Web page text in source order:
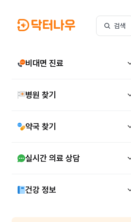
검색
비대면 진료
병원 찾기
약국 찾기
실시간 의료 상담
건강 정보